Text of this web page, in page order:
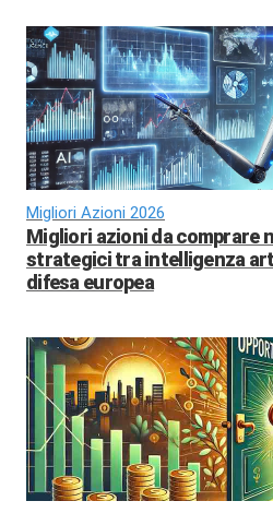
Migliori Azioni 2026
Migliori azioni da comprare
strategici tra intelligenza
difesa europea